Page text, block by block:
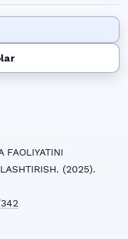
FAOLIYATINI
(2025).